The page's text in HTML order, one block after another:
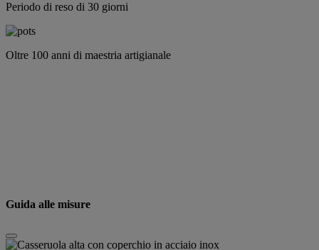
Periodo di reso di 30 giorni
Oltre 100 anni di maestria artigianale
Guida alle misure